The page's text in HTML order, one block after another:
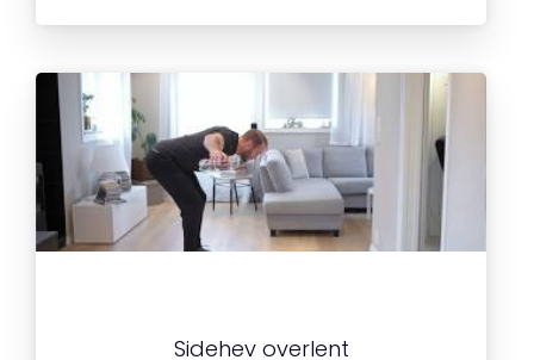
Sidehev overlent